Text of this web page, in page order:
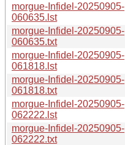
morgue-Infidel-20250905-
060635.lst
morgue-Infidel-20250905-
060635.txt
morgue-Infidel-20250905-
061818.lst
morgue-Infidel-20250905-
061818.txt
morgue-Infidel-20250905-
062222.lst
morgue-Infidel-20250905-
062222.txt